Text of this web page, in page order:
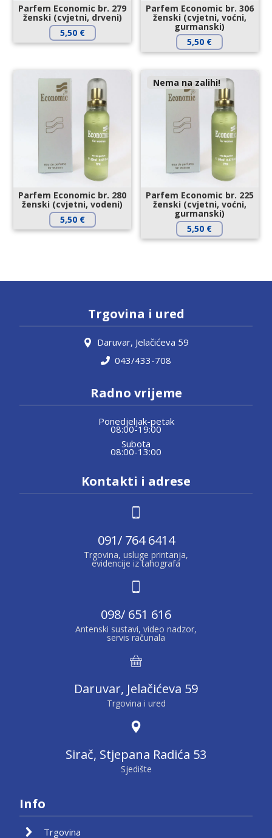
Parfem Economic br. 279
ženski (cvjetni, drveni)
5,50 €
Parfem Economic br. 306
ženski (cvjetni, voćni,
gurmanski)
5,50 €
Parfem Economic br. 280
ženski (cvjetni, vodeni)
5,50 €
Nema na zalihi!
Parfem Economic br. 225
ženski (cvjetni, voćni,
gurmanski)
5,50 €
Trgovina i ured
Daruvar, Jelačićeva 59
043/433-708
Radno vrijeme
Ponedjeljak-petak
08:00-19:00
Subota
08:00-13:00
Kontakti i adrese
091/ 764 6414
Trgovina, usluge printanja,
evidencije iz tahografa
098/ 651 616
Antenski sustavi, video nadzor,
servis računala
Daruvar, Jelačićeva 59
Trgovina i ured
Sirač, Stjepana Radića 53
Sjedište
Info
Trgovina